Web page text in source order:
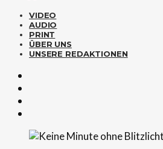
VIDEO
AUDIO
PRINT
ÜBER UNS
UNSERE REDAKTIONEN